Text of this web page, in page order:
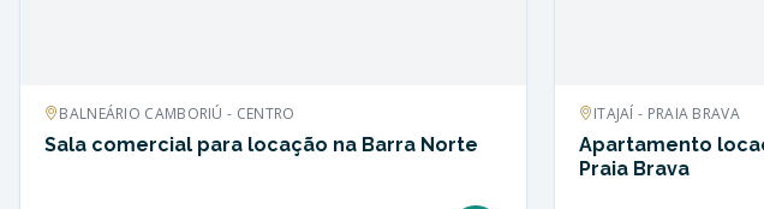
BALNEÁRIO CAMBORIÚ - CENTRO
Sala comercial para locação na Barra Norte
ITAJAÍ - PRAIA BRAVA
Apartamento
Praia Brava